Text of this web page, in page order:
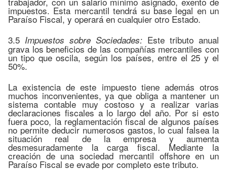
impuestos. Esta mercantil tendrá su base legal en un
Paraíso Fiscal, y operará en cualquier otro Estado.
3.5 Impuestos sobre Sociedades: Este tributo anual
grava los beneficios de las compañías mercantiles con
un tipo que oscila, según los países, entre el 25 y el
50%.
La existencia de este impuesto tiene además otros
muchos inconvenientes, ya que obliga a mantener un
sistema contable muy costoso y a realizar varias
declaraciones fiscales a lo largo del año. Por si esto
fuera poco, la reglamentación fiscal de algunos países
no permite deducir numerosos gastos, lo cual falsea la
situación real de la empresa y aumenta
desmesuradamente la carga fiscal. Mediante la
creación de una sociedad mercantil offshore en un
Paraíso Fiscal se evade por completo este tributo.